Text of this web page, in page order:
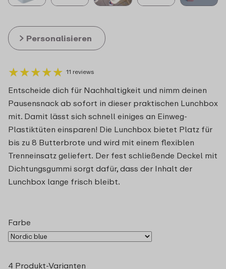
★★★★★
★★★★★ 11 reviews
Entscheide dich für Nachhaltigkeit und nimm deinen
Pausensnack ab sofort in dieser praktischen Lunchbox
mit. Damit lässt sich schnell einiges an Einweg-
Plastiktüten einsparen! Die Lunchbox bietet Platz für
bis zu 8 Butterbrote und wird mit einem flexiblen
Trenneinsatz geliefert. Der fest schließende Deckel mit
Dichtungsgummi sorgt dafür, dass der Inhalt der
Lunchbox lange frisch bleibt.
Personalisieren
Farbe
4 Produkt-Varianten